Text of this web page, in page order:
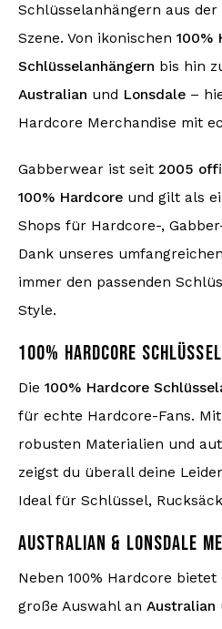
Schlüsselanhängern aus
Szene. Von ikonischen 100%
Schlüsselanhängern bis hin
Australian und Lonsdale –
Hardcore Merchandise mit
Gabberwear ist seit 2005
100% Hardcore und gilt als
Shops für Hardcore-,
Dank unseres
immer den passenden
Style.
100% HARDCORE
Die 100% Hardcore
für echte Hardcore-Fans.
robusten Materialien und
zeigst du überall deine
Ideal für Schlüssel,
AUSTRALIAN & LONSDALE
Neben 100% Hardcore
große Auswahl an Australian